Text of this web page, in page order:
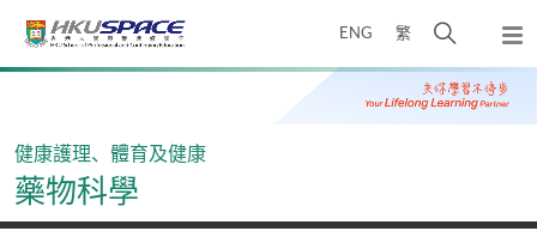
ENG 繁
开
搜
寻
弹
出
主
Main
健康護理、體育及健康
藥物科學